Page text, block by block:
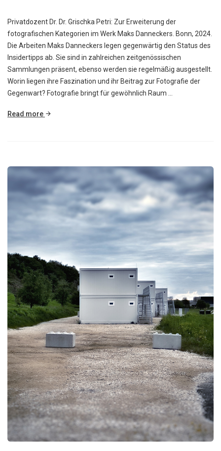
Privatdozent Dr. Dr. Grischka Petri: Zur Erweiterung der
fotografischen Kategorien im Werk Maks Danneckers. Bonn, 2024.
Die Arbeiten Maks Danneckers legen gegenwärtig den Status des
Insidertipps ab. Sie sind in zahlreichen zeitgenössischen
Sammlungen präsent, ebenso werden sie regelmäßig ausgestellt.
Worin liegen ihre Faszination und ihr Beitrag zur Fotografie der
Gegenwart? Fotografie bringt für gewöhnlich Raum …
Read more